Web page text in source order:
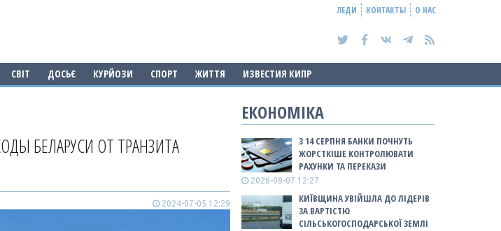
ЛЕДИ КОНТАКТЫ О НАС
СВІТ ДОСЬЄ КУРЙОЗИ СПОРТ ЖИТТЯ ИЗВЕСТИЯ КИПР
БЕЛАРУСИ ОТ ТРАНЗИТА
2024-07-05 12:29
ЕКОНОМІКА
З 14 СЕРПНЯ БАНКИ ПОЧНУТЬ
ЖОРСТКІШЕ КОНТРОЛЮВАТИ
РАХУНКИ ТА ПЕРЕКАЗИ
2026-08-07 12:27
КИЇВЩИНА УВІЙШЛА ДО ЛІДЕРІВ
ЗА ВАРТІСТЮ
СІЛЬСЬКОГОСПОДАРСЬКОЇ ЗЕМЛІ